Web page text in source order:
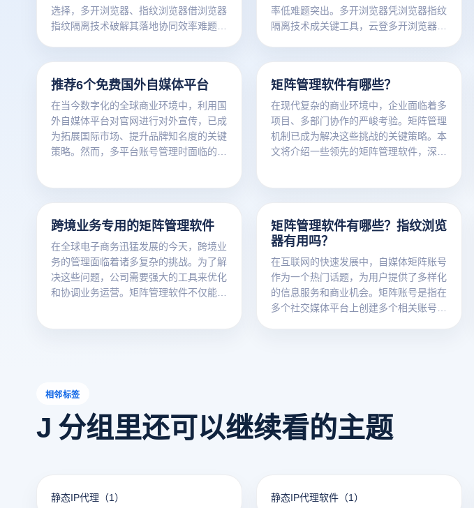
选择，多开浏览器、指纹浏览器借浏览器
指纹隔离技术破解其落地协同效率难题，
率低难题突出。多开浏览器凭浏览器指纹
隔离技术成关键工具，云登多开浏览器可
推荐6个免费国外自媒体平台
在当今数字化的全球商业环境中，利用国
外自媒体平台对官网进行对外宣传，已成
为拓展国际市场、提升品牌知名度的关键
策略。然而，多平台账号管理时面临的账
传工作。下面为您详细推荐6个免费国外
自媒体平台，以及云登指纹浏览器在其中
的应用。
矩阵管理软件有哪些？
在现代复杂的商业环境中，企业面临着多
项目、多部门协作的严峻考验。矩阵管理
机制已成为解决这些挑战的关键策略。本
文将介绍一些领先的矩阵管理软件，深入
跨境业务专用的矩阵管理软件
在全球电子商务迅猛发展的今天，跨境业
务的管理面临着诸多复杂的挑战。为了解
决这些问题，公司需要强大的工具来优化
和协调业务运营。矩阵管理软件不仅能够
矩阵管理软件有哪些？指纹浏览
器有用吗？
在互联网的快速发展中，自媒体矩阵账号
作为一个热门话题，为用户提供了多样化
的信息服务和商业机会。矩阵账号是指在
多个社交媒体平台上创建多个相关账号，
相邻标签
J 分组里还可以继续看的主题
静态IP代理 （1） 静态IP代理软件 （1）